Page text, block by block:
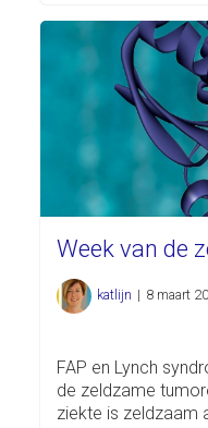
Week van de
katlijn | 8 maart
FAP en Lynch
de zeldzame
ziekte is zeldzaam